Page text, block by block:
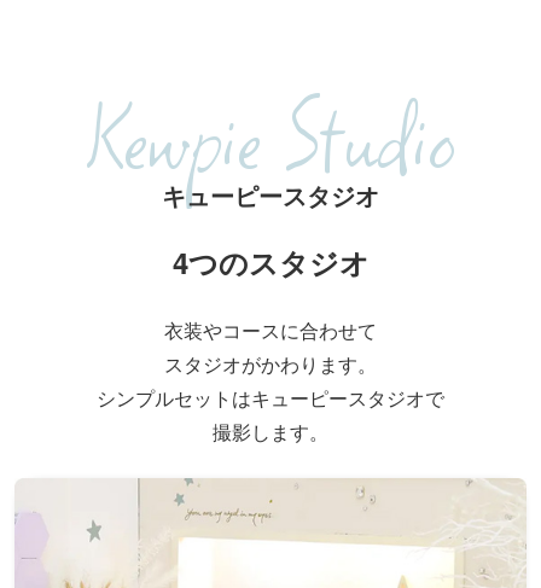
Kewpie Studio
キューピースタジオ
4つのスタジオ
衣装やコースに合わせて
スタジオがかわります。
シンプルセットはキューピースタジオで
撮影します。